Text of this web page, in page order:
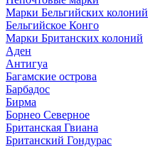
Марки Бельгийских колоний
Бельгийское Конго
Марки Британских колоний
Аден
Антигуа
Багамские острова
Барбадос
Бирма
Борнео Северное
Британская Гвиана
Британский Гондурас